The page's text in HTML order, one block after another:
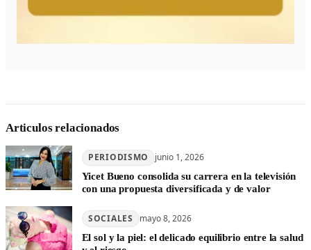
Articulos relacionados
PERIODISMO junio 1, 2026
Yicet Bueno consolida su carrera en la televisión
con una propuesta diversificada y de valor
SOCIALES mayo 8, 2026
El sol y la piel: el delicado equilibrio entre la salud